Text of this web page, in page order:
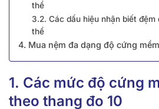
thể
3.2. Các dấu hiệu nhận biết đệm
thể
4. Mua nệm đa dạng độ cứng
1. Các mức độ cứng
theo thang đo 10